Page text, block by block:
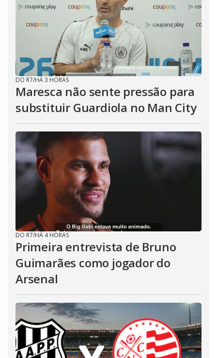
DO R7/HÁ 3 HORAS
Maresca não sente pressão para
substituir Guardiola no Man City
DO R7/HÁ 4 HORAS
Primeira entrevista de Bruno
Guimarães como jogador do
Arsenal